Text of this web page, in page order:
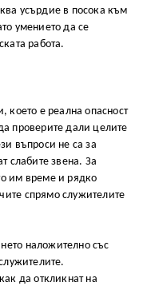
усърдие в посока към
умението да се
работа.
което е реална опасност
проверите дали целите
въпроси не са за
слабите звена. За
им време и рядко
спрямо служителите
наложително със
да откликнат на